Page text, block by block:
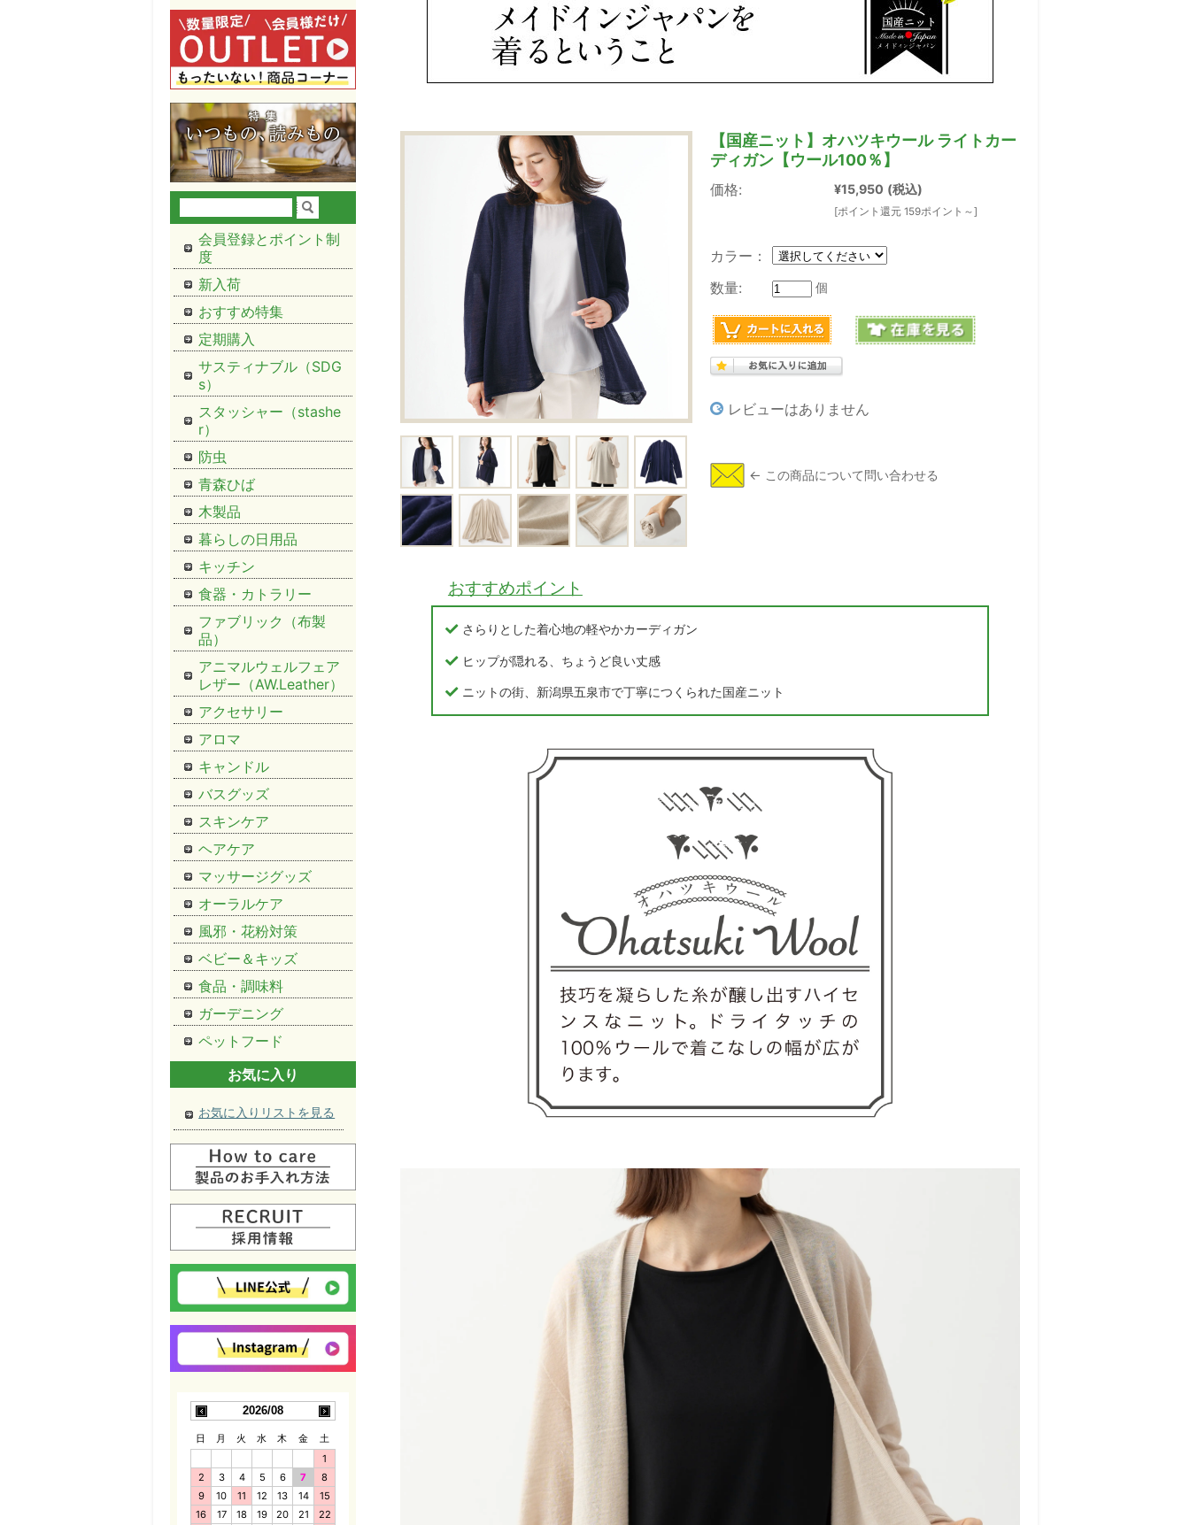
【国産ニット】オハツキウール ライトカー
ディガン【ウール100％】
価格: ¥15,950 (税込)
[ポイント還元 159ポイント～]
カラー：
数量:
個
レビューはありません
おすすめポイント
さらりとした着心地の軽やかカーディガン
ヒップが隠れる、ちょうど良い丈感
ニットの街、新潟県五泉市で丁寧につくられた国産ニット
会員登録とポイント制
度
新入荷
おすすめ特集
定期購入
サスティナブル（SDG
s）
スタッシャー（stashe
r）
防虫
青森ひば
木製品
暮らしの日用品
キッチン
食器・カトラリー
ファブリック（布製
品）
アニマルウェルフェア
レザー（AW.Leather）
アクセサリー
アロマ
キャンドル
バスグッズ
スキンケア
ヘアケア
マッサージグッズ
オーラルケア
風邪・花粉対策
ベビー＆キッズ
食品・調味料
ガーデニング
ペットフード
お気に入り
お気に入りリストを見る
2026/08
日 月 火 水 木 金
土
1
2
3 4 5 6 7
8
9
10 11 12 13 14
15
16
17 18 19 20 21
22